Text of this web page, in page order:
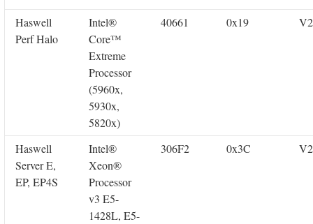
Haswell
Perf Halo
Intel®
Core™
Extreme
Processor
(5960x,
5930x,
5820x)
40661 0x19
Haswell
Server E,
EP, EP4S
Intel®
Xeon®
Processor
v3 E5-
1428L, E5-
306F2 0x3C